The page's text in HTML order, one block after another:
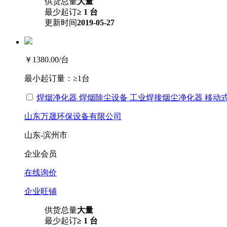
最少起订≥ 1 台
更新时间2019-05-27
￥1380.00/台
最小起订量： ≥1台
焊烟净化器 焊烟除尘设备 工业焊接烟尘净化器 移动
山东万晟环保设备有限公司
山东-滨州市
企业会员
在线询价
企业旺铺
供货总量大量
最少起订≥ 1 台